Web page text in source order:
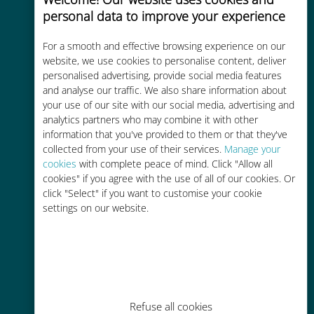
personal data to improve your experience
For a smooth and effective browsing experience on our
website, we use cookies to personalise content, deliver
personalised advertising, provide social media features
and analyse our traffic. We also share information about
your use of our site with our social media, advertising and
analytics partners who may combine it with other
information that you've provided to them or that they've
collected from your use of their services. Manage your
cookies with complete peace of mind. Click "Allow all
cookies" if you agree with the use of all of our cookies. Or
click "Select" if you want to customise your cookie
settings on our website.
Refuse all cookies
Mevcut operatörünüzle dolaşım
ücretlerinden %90'a kadar daha
ucuz
Kolay doldurma
Ubigi uygulaması aracılığıyla her